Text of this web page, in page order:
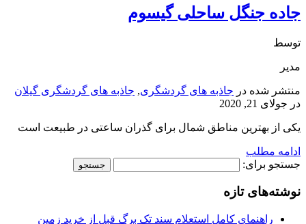
جاده جنگل ساحلی گیسوم
توسط
مدیر
منتشر شده در جاذبه های گردشگری, جاذبه های گردشگری گیلان
در جولای 21, 2020
یکی از بهترین مناطق شمال برای گذران ساعتی در طبیعت است
ادامه مطلب
جستجو برای:
نوشته‌های تازه
راهنمای کامل استعلام سند تک برگ قبل از خرید زمین